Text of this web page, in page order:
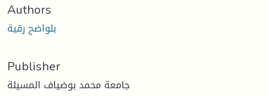
Authors
بلواضح رقية
Publisher
جامعة محمد بوضياف المسيلة